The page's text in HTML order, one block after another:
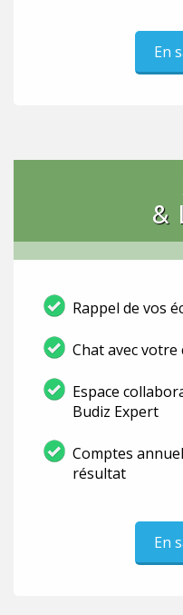
En
&
Rappel de vos
Chat avec votre
Espace
Budiz Expert
Comptes
résultat
En